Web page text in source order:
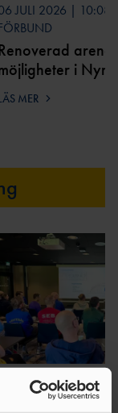
JULI 2026 | 10:08
i
MER
19 MAJ 2026 | 11:01